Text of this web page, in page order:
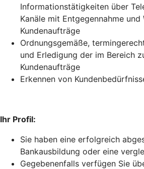
Informationstätigkeiten über
Kanäle mit Entgegennahme
Kundenaufträge
Ordnungsgemäße,
und Erledigung der im Bereich
Kundenaufträge
Erkennen von
Ihr Profil:
Sie haben eine erfolgreich
Bankausbildung oder eine
Gegebenenfalls verfügen Sie